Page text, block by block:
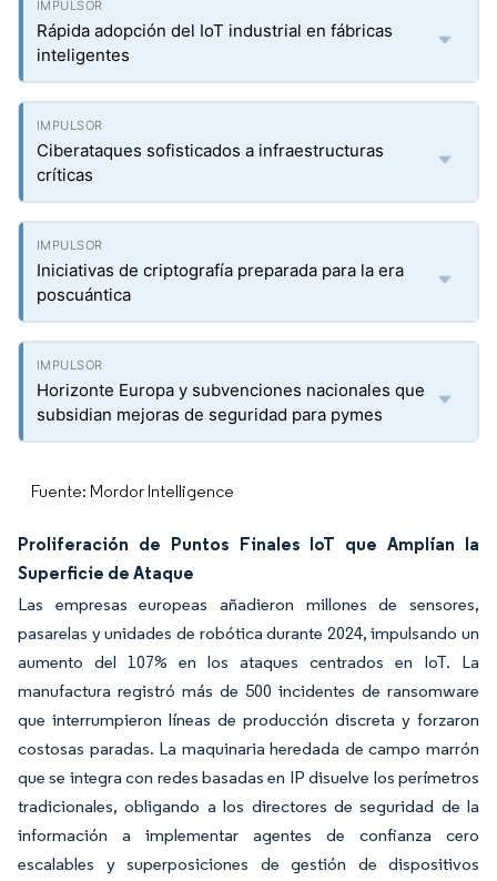
Rápida adopción del IoT industrial en fábricas
inteligentes
Ciberataques sofisticados a infraestructuras
críticas
Iniciativas de criptografía preparada para la era
poscuántica
Horizonte Europa y subvenciones nacionales que
subsidian mejoras de seguridad para pymes
Fuente: Mordor Intelligence
Proliferación de Puntos Finales IoT que Amplían la
Superficie de Ataque
Las empresas europeas añadieron millones de sensores,
pasarelas y unidades de robótica durante 2024, impulsando un
aumento del 107% en los ataques centrados en IoT. La
manufactura registró más de 500 incidentes de ransomware
que interrumpieron líneas de producción discreta y forzaron
costosas paradas. La maquinaria heredada de campo marrón
que se integra con redes basadas en IP disuelve los perímetros
tradicionales, obligando a los directores de seguridad de la
información a implementar agentes de confianza cero
escalables y superposiciones de gestión de dispositivos